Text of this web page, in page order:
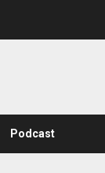
Podcast